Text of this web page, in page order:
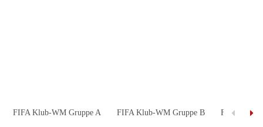
FIFA Klub-WM Gruppe A FIFA Klub-WM Gruppe B FIFA Klub-